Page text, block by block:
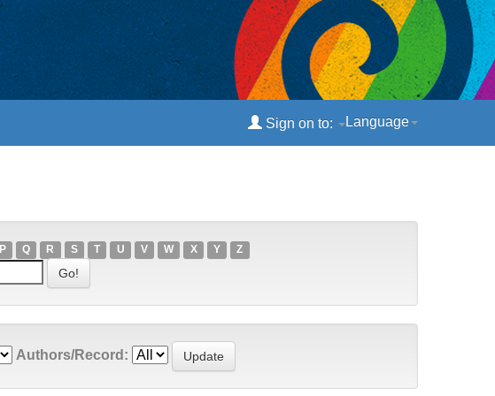
Language
Sign on to:
P Q R S T U V W X Y Z
Authors/Record: